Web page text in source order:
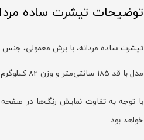
توضیحات تیشرت ساده مردانه
تیشرت ساده مردانه، با برش معمولی، جنس
مدل با قد 185 سانتی‌متر و وزن 82 کیلوگرم سایز L را پوشیده است
خواهد بود.